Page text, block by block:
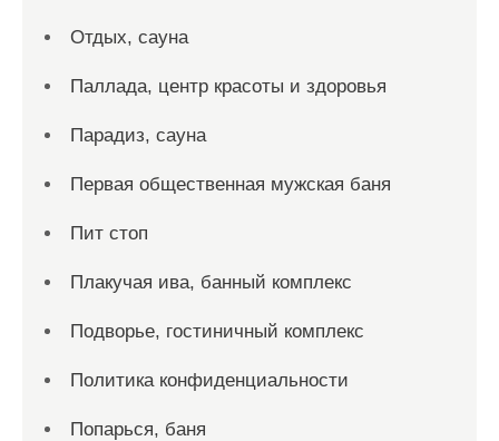
Отдых, сауна
Паллада, центр красоты и здоровья
Парадиз, сауна
Первая общественная мужская баня
Пит стоп
Плакучая ива, банный комплекс
Подворье, гостиничный комплекс
Политика конфиденциальности
Попарься, баня